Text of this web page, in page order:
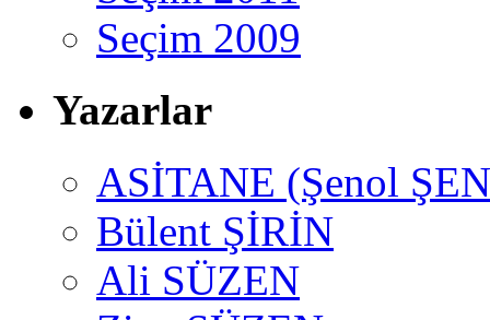
Seçim 2009
Yazarlar
ASİTANE (Şenol
Bülent ŞİRİN
Ali SÜZEN